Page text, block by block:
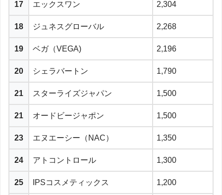
17 エックスワン 2,304
18 ジュネスグローバル 2,268
19 ベガ（VEGA) 2,196
20 シェラバートン 1,790
21 スターライズジャパン 1,500
21 オードビージャポン 1,500
23 エヌエーシー（NAC） 1,350
24 アトコントロール 1,300
25 IPSコスメティックス 1,200